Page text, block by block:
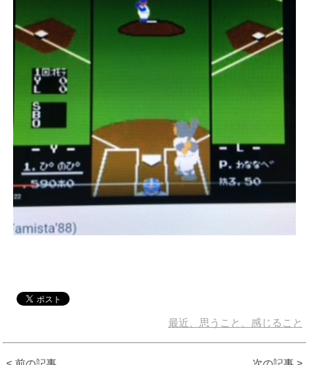
最近、思うこと、感じること